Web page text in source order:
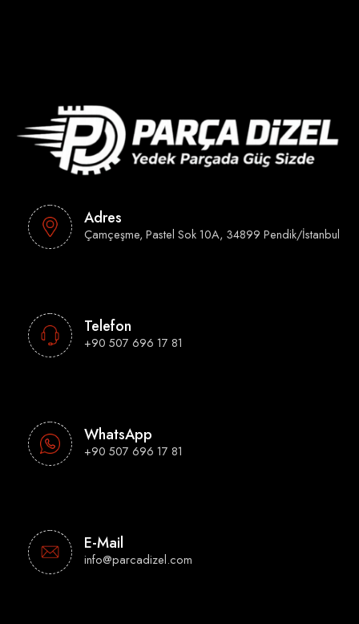
Adres
Çamçeşme, Pastel Sok 10A, 34899 Pendik/İstanbul
Telefon
+90 507 696 17 81
WhatsApp
+90 507 696 17 81
E-Mail
info@parcadizel.com